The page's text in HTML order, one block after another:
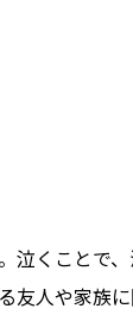
泣くことで
人や家族